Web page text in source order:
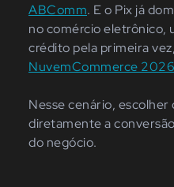
ABComm. E o Pix já
no comércio eletrônico,
crédito pela primeira
NuvemCommerce 2026
Nesse cenário,
diretamente a
do negócio.